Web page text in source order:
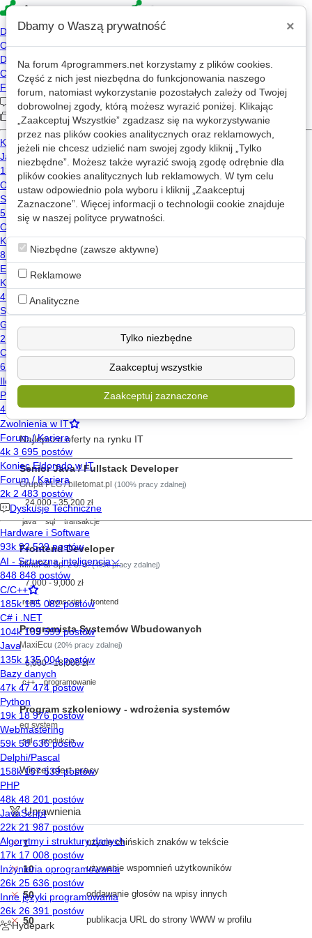
AK
Wiadomość
akzn
2026-06-12 20:26
2026-04-11 14:26
2 wizyt
Wpisy akzn na mikroblogu
Użytkownik nie opublikował żadnego wpisu na mikroblogu.
Znajdź posty użytkownika
Szukaj pracy
Najlepsze oferty na rynku IT
Senior Java / Fullstack Developer
Grupa PLG / biletomat.pl (100% pracy zdalnej)
24,000 - 35,200 zł
java sql transakcje
Frontend Developer
MindPal Sp. z o. o. (40% pracy zdalnej)
7,000 - 9,000 zł
react javascript frontend
Programista Systemów Wbudowanych
MaxiEcu (20% pracy zdalnej)
6,000 - 18,000 zł
c++ programowanie
Program szkoleniowy - wdrożenia systemów
eq system
sql produkcja
Więcej ofert pracy
Uprawnienia
1 użycie chińskich znaków w tekście
10 używanie wspomnień użytkowników
50 oddawanie głosów na wpisy innych
50 publikacja URL do strony WWW w profilu
Dbamy o Waszą prywatność ×
Na forum 4programmers.net korzystamy z plików cookies.
Część z nich jest niezbędna do funkcjonowania naszego
forum, natomiast wykorzystanie pozostałych zależy od Twojej
dobrowolnej zgody, którą możesz wyrazić poniżej. Klikając
„Zaakceptuj Wszystkie” zgadzasz się na wykorzystywanie
przez nas plików cookies analitycznych oraz reklamowych,
jeżeli nie chcesz udzielić nam swojej zgody kliknij „Tylko
niezbędne”. Możesz także wyrazić swoją zgodę odrębnie dla
plików cookies analitycznych lub reklamowych. W tym celu
ustaw odpowiednio pola wyboru i kliknij „Zaakceptuj
Zaznaczone”. Więcej informacji o technologii cookie znajduje
się w naszej polityce prywatności.
Niezbędne (zawsze aktywne)
Reklamowe
Analityczne
Tylko niezbędne
Zaakceptuj wszystkie
Zaakceptuj zaznaczone